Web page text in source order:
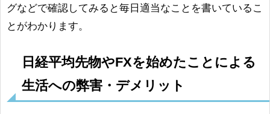
グなどで確認してみると毎日適当なことを書いているこ
とがわかります。
日経平均先物やFXを始めたことによる
生活への弊害・デメリット